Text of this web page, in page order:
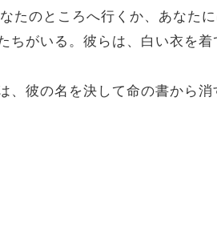
たのところへ行くか、あなたに
がいる。彼らは、白い衣を
彼の名を決して命の書から